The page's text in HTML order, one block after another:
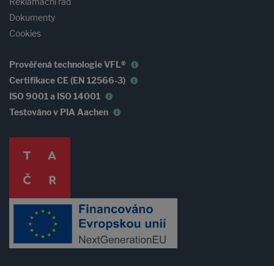
Reklamační řád
Dokumenty
Cookies
Prověřená technologie VFL®
Certifikace CE (EN 12566-3)
ISO 9001 a ISO 14001
Testováno v PIA Aachen